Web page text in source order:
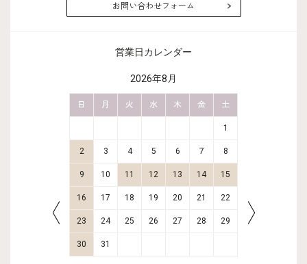
お問い合わせフォーム
営業日カレンダー
2026年8月
日 月 火 水 木 金 土
1
2 3 4 5 6 7 8
9 10 11 12 13 14 15
16 17 18 19 20 21 22
23 24 25 26 27 28 29
30 31